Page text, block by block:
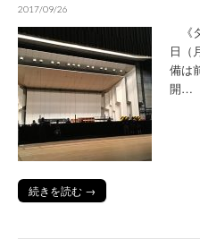
2017/09/26
《
日（
備は
開…
続きを読む →